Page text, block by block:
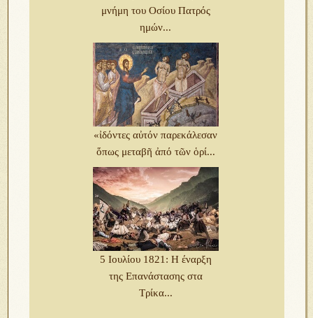
μνήμη του Οσίου Πατρός
ημών...
«ἰδόντες αὐτόν παρεκάλεσαν
ὅπως μεταβῆ ἀπό τῶν ὁρί...
5 Ιουλίου 1821: Η έναρξη
της Επανάστασης στα
Τρίκα...